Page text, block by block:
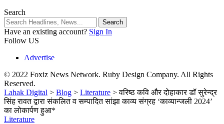
Search
Have an existing account? Sign In
Follow US
Advertise
© 2022 Foxiz News Network. Ruby Design Company. All Rights
Reserved.
Lahak Digital > Blog > Literature >वरिष्ठ कवि और दोहाकार डॉ सुरेन्द्र
सिंह रावत द्वारा संकलित व सम्पादित सांझा काव्य संग्रह ‘काव्यान्जली 2024’
का लोकार्पण हुआ*
Literature